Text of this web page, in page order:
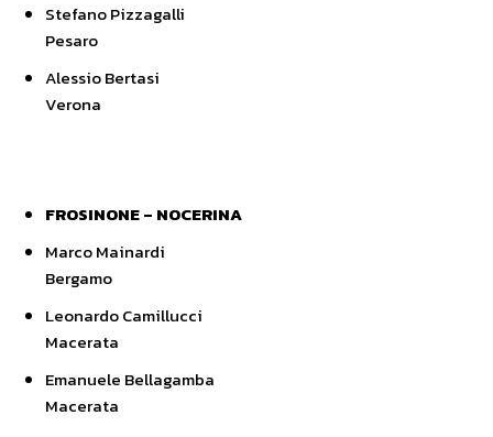
Stefano Pizzagalli
Pesaro
Alessio Bertasi
Verona
FROSINONE – NOCERINA
Marco Mainardi
Bergamo
Leonardo Camillucci
Macerata
Emanuele Bellagamba
Macerata